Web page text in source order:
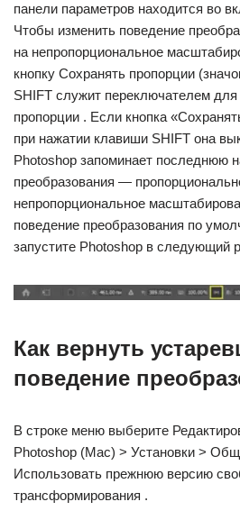
панели параметров находится во
Чтобы изменить поведение
на непропорциональное
кнопку Сохранять пропорции
SHIFT служит переключателем для
пропорции . Если кнопка
при нажатии клавиши SHIFT она
Photoshop запоминает последнюю
преобразования —
непропорциональное
поведение преобразования по
запустите Photoshop в следующий
Как вернуть
поведение
В строке меню выберите
Photoshop (Mac) > Установки >
Использовать прежнюю версию
трансформирования .